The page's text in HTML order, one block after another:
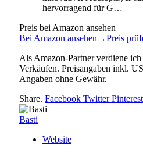
hervorragend für G…
Preis bei Amazon ansehen
Bei Amazon ansehen →Preis
Als Amazon-Partner verdiene
Verkäufen. Preisangaben inkl.
Angaben ohne Gewähr.
Share. Facebook Twitter Pinterest
Basti
Website